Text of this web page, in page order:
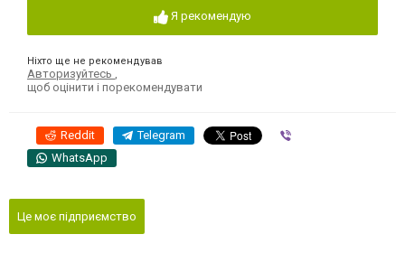
Я рекомендую
Ніхто ще не рекомендував
Авторизуйтесь
щоб оцінити і порекомендувати
Reddit Telegram
WhatsApp
Це моє підприємство